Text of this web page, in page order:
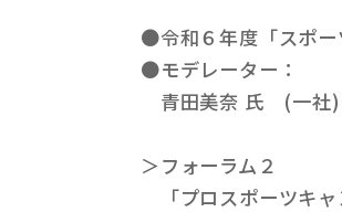
●令和６年度「スポー
●モデレーター：
青田美奈 氏 (一社)
＞フォーラム２
「プロスポーツキャ